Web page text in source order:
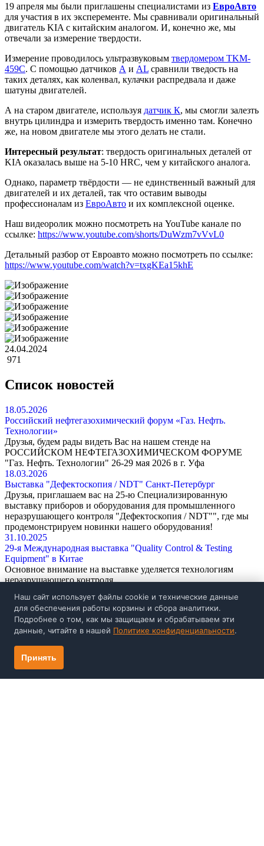
19 апреля мы были приглашены специалистами из ЕвроАвто
для участия в их эксперементе. Мы сравнивали оригинальный
двигатель KIA с китайским аналогом. И, конечно же, мы
отвечали за измерение твердости.
Измерение проводилось ультразвуковым твердомером TKM-
459C. С помощью датчиков А и AL сравнили тведость на
таких деталях, как коленвал, кулачки распредвала и даже
шатуны двигателей.
А на старом двигателе, используя датчик К, мы смогли залезть
внутрь цилиндра и измерить твердость именно там. Конечно
же, на новом двигателе мы этого делать не стали.
Интересный результат: твердость оригинальных деталей от
KIA оказалась выше на 5-10 HRC, чем у китайского аналога.
Однако, параметр твёрдости — не единственный важный для
двигателей и их деталей, так что оставим выводы
профессионалам из ЕвроАвто и их комплексной оценке.
Наш видеоролик можно посмотреть на YouTube канале по
ссылке: https://www.youtube.com/shorts/DuWzm7vVvL0
Детальный разбор от Евроавто можно посмотреть по ссылке:
https://www.youtube.com/watch?v=txgKEa15khE
24.04.2024
971
Список новостей
18.05.2026
Российский нефтегазохимический форум «Газ. Нефть.
Технологии»
Друзья, будем рады видеть Вас на нашем стенде на
РОССИЙСКОМ НЕФТЕГАЗОХИМИЧЕСКОМ ФОРУМЕ
"Газ. Нефть. Технологии" 26-29 мая 2026 в г. Уфа
18.03.2026
Выставка "Дефектоскопия / NDT" Санкт-Петербург
Друзья, приглашаем вас на 25-ю Специализированную
выставку приборов и оборудования для промышленного
неразрушающего контроля "Дефектоскопия / NDT"", где мы
продемонстрируем новинки нашего оборудования!
31.10.2025
29-я Международная выставка "Quality Control & Testing
Equipment" в Китае
Основное внимание на выставке уделяется технологиям
неразрушающего контроля.
Каталог
Поверка и калибровка
Видео
Компания
О нас
Наш сайт использует файлы cookie и технические данные
для обеспечения работы корзины и сбора аналитики.
Подробнее о том, как мы защищаем и обрабатываем эти
данные, читайте в нашей Политике конфиденциальности.
Принять